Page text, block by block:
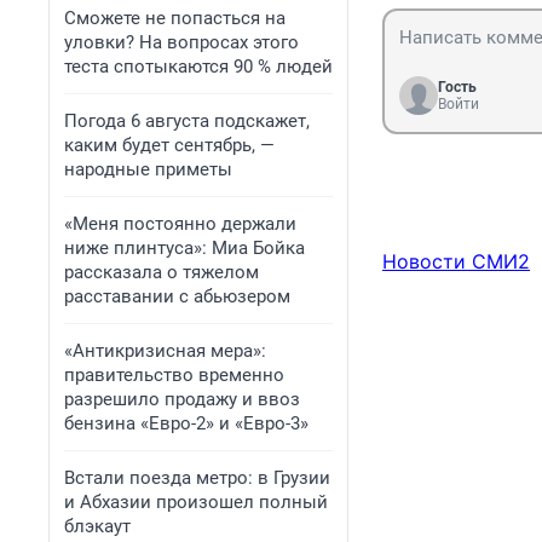
Сможете не попасться на
уловки? На вопросах этого
теста спотыкаются 90 % людей
Погода 6 августа подскажет,
каким будет сентябрь, —
народные приметы
«Меня постоянно держали
ниже плинтуса»: Миа Бойка
рассказала о тяжелом
расставании с абьюзером
«Антикризисная мера»:
правительство временно
разрешило продажу и ввоз
бензина «Евро-2» и «Евро-3»
Встали поезда метро: в Грузии
и Абхазии произошел полный
блэкаут
Гость
Войти
Новости СМИ2